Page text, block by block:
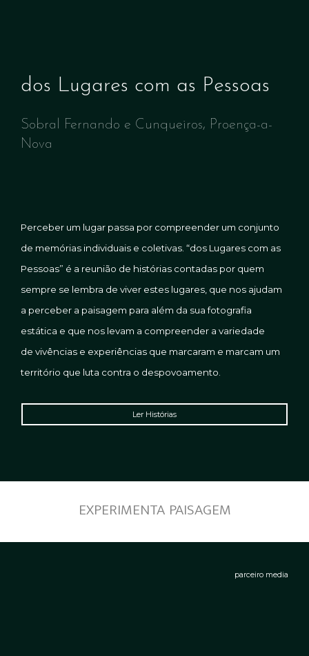
dos Lugares com as Pessoas
Sobral Fernando e Cunqueiros, Proença-a-
Nova
Perceber um lugar passa por compreender um conjunto
de memórias individuais e coletivas. “dos Lugares com as
Pessoas” é a reunião de histórias contadas por quem
sempre se lembra de viver estes lugares, que nos ajudam
a perceber a paisagem para além da suafotografia
estática e que nos levam a compreender a variedade
de vivências e experiências que marcaram e marcam um
território que luta contra o despovoamento.
Ler Histórias
EXPERIMENTA PAISAGEM
parceiro media